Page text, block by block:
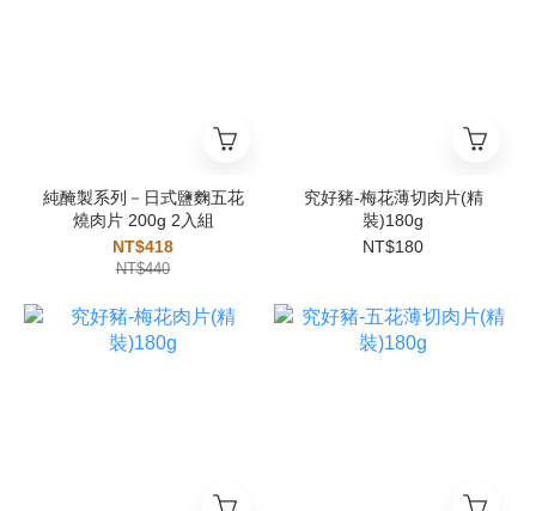
純醃製系列－日式鹽麴五花
燒肉片 200g 2入組
NT$418
NT$440
究好豬-梅花薄切肉片(精
裝)180g
NT$180